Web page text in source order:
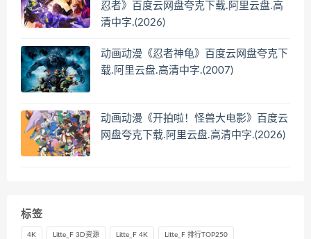
忍者》百度云网盘夸克下载.阿里云盘.高
清中字.(2026)
动画动漫《忍者神龟》百度云网盘夸克下
载.阿里云盘.高清中字.(2007)
动画动漫《开拍啦！怪兽大电影》百度云
网盘夸克下载.阿里云盘.高清中字.(2026)
标签
4K Litte_F 3D资源 Litte_F 4K Litte_F 排行TOP250